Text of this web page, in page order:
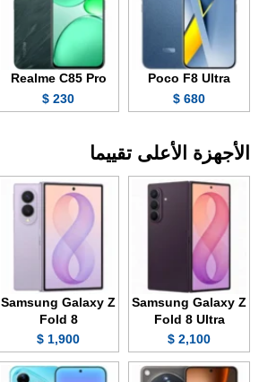
Poco F8 Ultra
680 $
Realme C85 Pro
230 $
الأجهزة الأعلى تقييما
Samsung Galaxy Z
Fold 8 Ultra
2,100 $
Samsung Galaxy Z
Fold 8
1,900 $